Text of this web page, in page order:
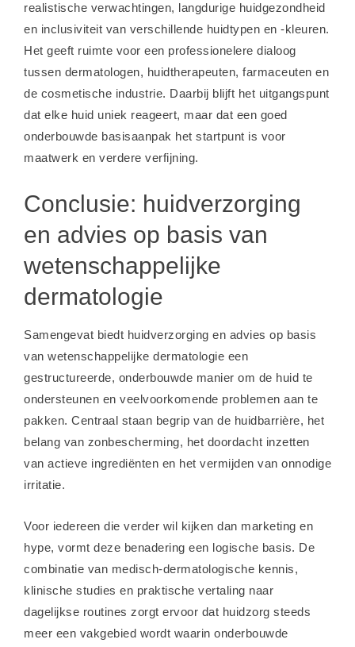
realistische verwachtingen, langdurige huidgezondheid
en inclusiviteit van verschillende huidtypen en -kleuren.
Het geeft ruimte voor een professionelere dialoog
tussen dermatologen, huidtherapeuten, farmaceuten en
de cosmetische industrie. Daarbij blijft het uitgangspunt
dat elke huid uniek reageert, maar dat een goed
onderbouwde basisaanpak het startpunt is voor
maatwerk en verdere verfijning.
Conclusie: huidverzorging
en advies op basis van
wetenschappelijke
dermatologie
Samengevat biedt huidverzorging en advies op basis
van wetenschappelijke dermatologie een
gestructureerde, onderbouwde manier om de huid te
ondersteunen en veelvoorkomende problemen aan te
pakken. Centraal staan begrip van de huidbarrière, het
belang van zonbescherming, het doordacht inzetten
van actieve ingrediënten en het vermijden van onnodige
irritatie.
Voor iedereen die verder wil kijken dan marketing en
hype, vormt deze benadering een logische basis. De
combinatie van medisch-dermatologische kennis,
klinische studies en praktische vertaling naar
dagelijkse routines zorgt ervoor dat huidzorg steeds
meer een vakgebied wordt waarin onderbouwde